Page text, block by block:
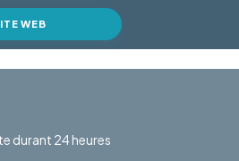
WEB
durant 24 heures